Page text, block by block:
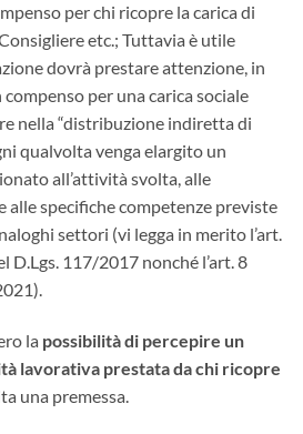
per chi ricopre la carica di
etc.; Tuttavia è utile
dovrà prestare attenzione, in
per una carica sociale
nella “distribuzione indiretta di
qualvolta venga elargito un
all’attività svolta, alle
alle specifiche competenze previste
settori (vi legga in merito l’art.
D.Lgs. 117/2017 nonché l’art. 8
la possibilità di percepire un
lavorativa prestata da chi ricopre
una premessa.